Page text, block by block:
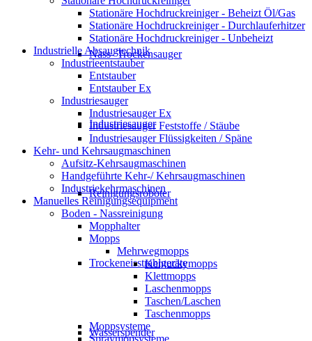
Nass- Trockensauger
Industriesauger
Reinigungsroboter
Trockeneisstrahlgeräte
Wasserspender
Stationäre Hochdruckreiniger - Beheizt Öl/Gas
Stationäre Hochdruckreiniger - Durchlauferhitzer
Stationäre Hochdruckreiniger - Unbeheizt
Industrielle Absaugtechnik
Industrieentstauber
Entstauber
Entstauber Ex
Industriesauger
Industriesauger Ex
Industriesauger Feststoffe / Stäube
Industriesauger Flüssigkeiten / Späne
Kehr- und Kehrsaugmaschinen
Aufsitz-Kehrsaugmaschinen
Handgeführte Kehr-/ Kehrsaugmaschinen
Industriekehrmaschinen
Manuelles Reinigungsequipment
Boden - Nassreinigung
Mopphalter
Mopps
Mehrwegmopps
Kentuckymopps
Klettmopps
Laschenmopps
Taschen/Laschen
Taschenmopps
Moppsysteme